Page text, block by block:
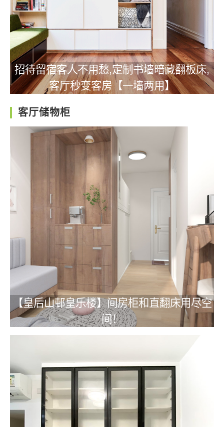
招待留宿客人不用愁,定制书墙暗藏翻板床,
客厅秒变客房【一墙两用】
客厅储物柜
【皇后山邨皇乐楼】间房柜和直翻床用尽空
间！